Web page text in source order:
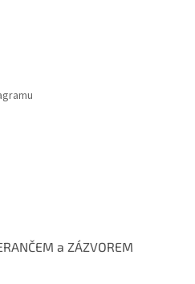
a ZÁZVOREM